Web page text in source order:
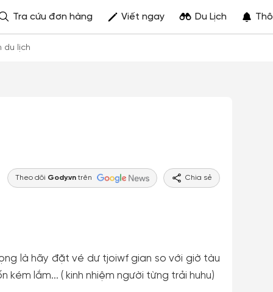
Tra cứu đơn hàng Viết ngay Du Lịch
du lịch
Theo dõi Gody.vntrên Chia sẻ
là hãy đặt vé dư tjoiwf gian so với giờ tàu
lắm... ( kinh nhiệm người từng trải huhu)